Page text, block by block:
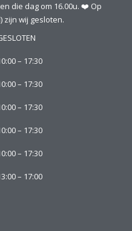
die dag om 16.00u. ❤️ Op
zijn wij gesloten.
– 17:30
– 17:30
– 17:30
– 17:30
– 17:30
– 17:00